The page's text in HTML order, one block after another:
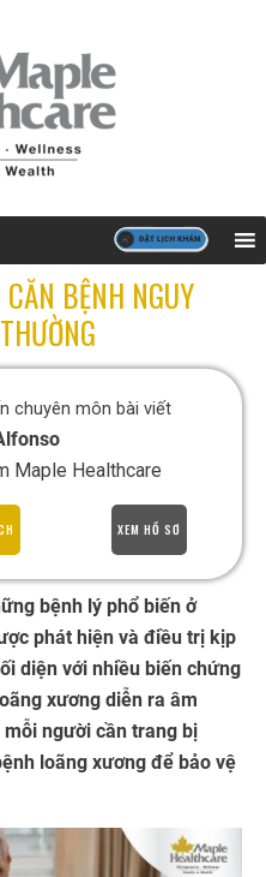
BỆNH NGUY
chuyên môn bài viết
Maple Healthcare
XEM HỒ SƠ
bệnh lý phổ biến ở
phát hiện và điều trị kịp
diện với nhiều biến chứng
xương diễn ra âm
người cần trang bị
loãng xương để bảo vệ